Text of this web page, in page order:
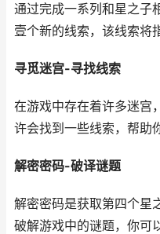
通过完成一系列和星之子
壹个新的线索，该线索将
寻觅迷宫-寻找线索
在游戏中存在着许多迷宫
许会找到一些线索，帮助
解密密码-破译谜题
解密密码是获取第四个星
破解游戏中的谜题，你可